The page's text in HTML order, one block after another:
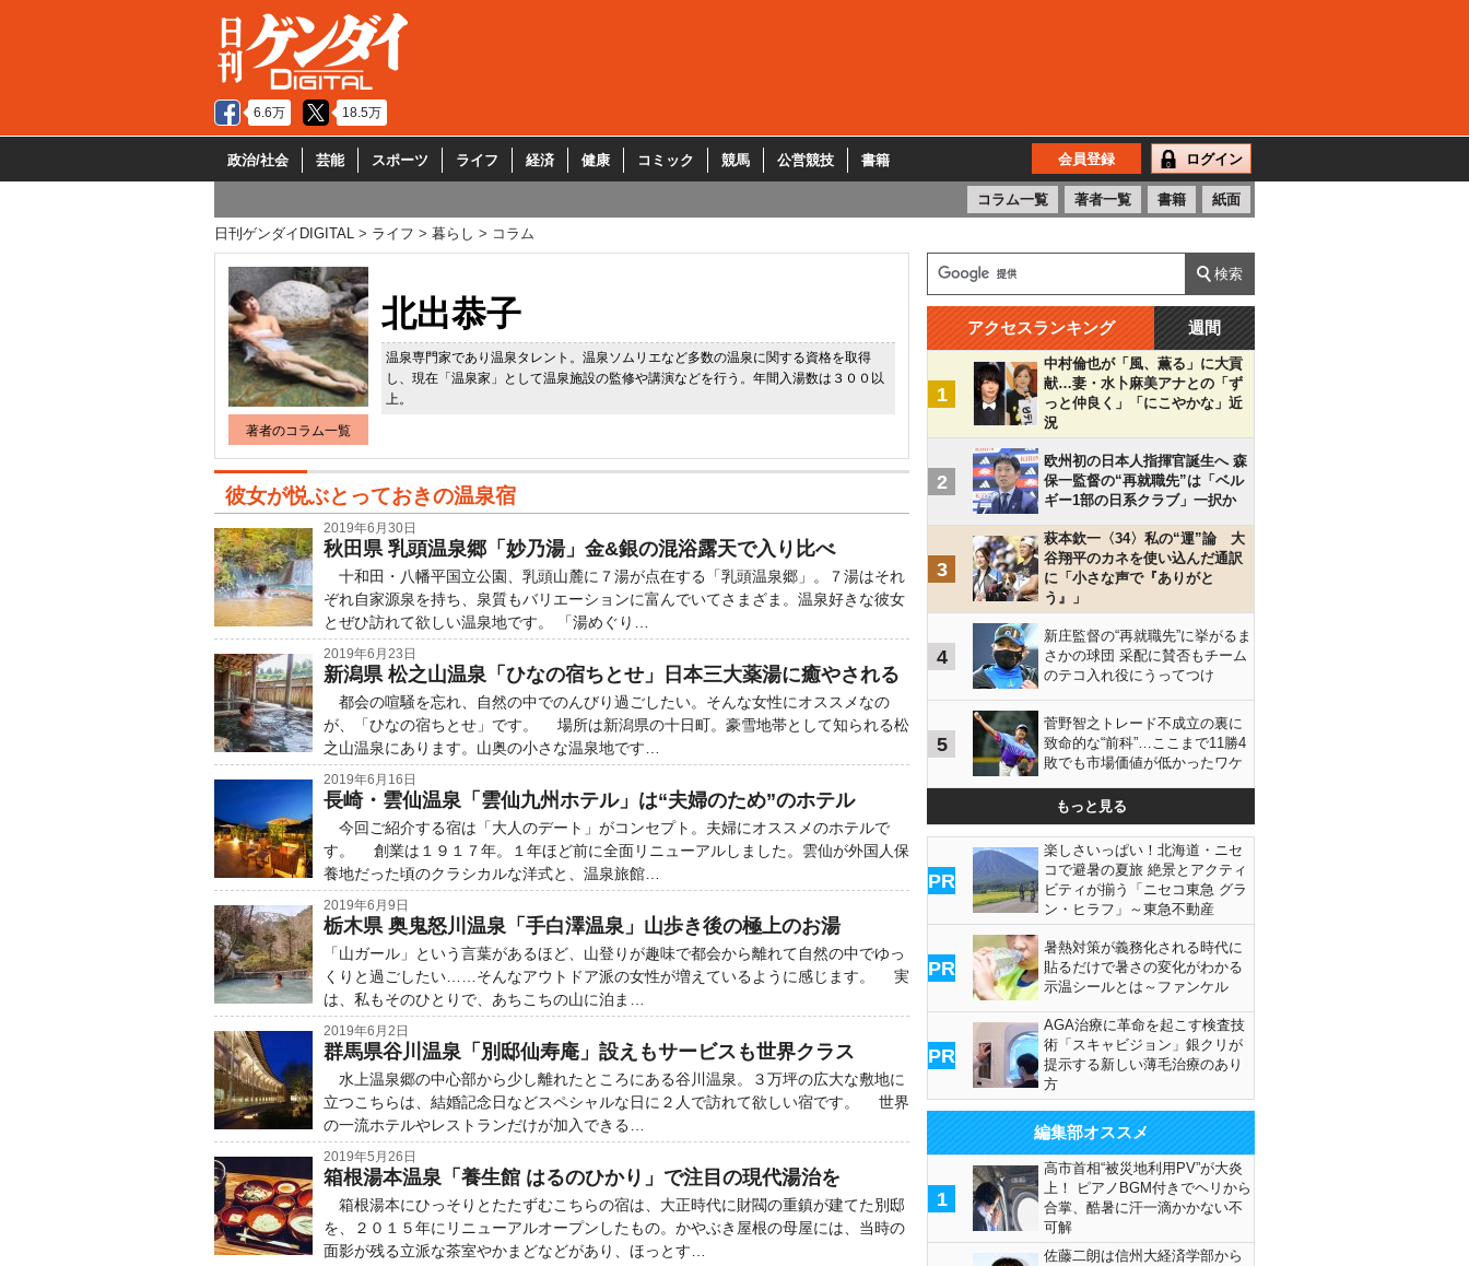
6.6万 18.5万
政治/社会 芸能 スポーツ ライフ 経済 健康 コミック 競馬 公営競技 書籍 会員登録 ログイン
コラム一覧 著者一覧 書籍 紙面
日刊ゲンダイDIGITAL ライフ 暮らし コラム
著者のコラム一覧
北出恭子
温泉専門家であり温泉タレント。温泉ソムリエなど多数の温泉に関する資格を取得
し、現在「温泉家」として温泉施設の監修や講演などを行う。年間入湯数は３００以
上。
彼女が悦ぶとっておきの温泉宿
2019年6月30日
秋田県 乳頭温泉郷「妙乃湯」金&銀の混浴露天で入り比べ
十和田・八幡平国立公園、乳頭山麓に７湯が点在する「乳頭温泉郷」。７湯はそれ
ぞれ自家源泉を持ち、泉質もバリエーションに富んでいてさまざま。温泉好きな彼女
とぜひ訪れて欲しい温泉地です。 「湯めぐり…
2019年6月23日
新潟県 松之山温泉「ひなの宿ちとせ」日本三大薬湯に癒やされる
都会の喧騒を忘れ、自然の中でのんびり過ごしたい。そんな女性にオススメなの
が、「ひなの宿ちとせ」です。 場所は新潟県の十日町。豪雪地帯として知られる松
之山温泉にあります。山奥の小さな温泉地です…
2019年6月16日
長崎・雲仙温泉「雲仙九州ホテル」は“夫婦のため”のホテル
今回ご紹介する宿は「大人のデート」がコンセプト。夫婦にオススメのホテルで
す。 創業は１９１７年。１年ほど前に全面リニューアルしました。雲仙が外国人保
養地だった頃のクラシカルな洋式と、温泉旅館…
2019年6月9日
栃木県 奥鬼怒川温泉「手白澤温泉」山歩き後の極上のお湯
「山ガール」という言葉があるほど、山登りが趣味で都会から離れて自然の中でゆっ
くりと過ごしたい……そんなアウトドア派の女性が増えているように感じます。 実
は、私もそのひとりで、あちこちの山に泊ま…
2019年6月2日
群馬県谷川温泉「別邸仙寿庵」設えもサービスも世界クラス
水上温泉郷の中心部から少し離れたところにある谷川温泉。３万坪の広大な敷地に
立つこちらは、結婚記念日などスペシャルな日に２人で訪れて欲しい宿です。 世界
の一流ホテルやレストランだけが加入できる…
2019年5月26日
箱根湯本温泉「養生館 はるのひかり」で注目の現代湯治を
箱根湯本にひっそりとたたずむこちらの宿は、大正時代に財閥の重鎮が建てた別邸
を、２０１５年にリニューアルオープンしたもの。かやぶき屋根の母屋には、当時の
面影が残る立派な茶室やかまどなどがあり、ほっとす…
アクセスランキング 週間
1
中村倫也が「風、薫る」に大貢
献…妻・水卜麻美アナとの「ず
っと仲良く」「にこやかな」近
況
2
欧州初の日本人指揮官誕生へ 森
保一監督の“再就職先”は「ベル
ギー1部の日系クラブ」一択か
3
萩本欽一〈34〉私の“運”論 大
谷翔平のカネを使い込んだ通訳
に「小さな声で『ありがと
う』」
4
新庄監督の“再就職先”に挙がるま
さかの球団 采配に賛否もチーム
のテコ入れ役にうってつけ
5
菅野智之トレード不成立の裏に
致命的な“前科”…ここまで11勝4
敗でも市場価値が低かったワケ
もっと見る
PR
楽しさいっぱい！北海道・ニセ
コで避暑の夏旅 絶景とアクティ
ビティが揃う「ニセコ東急 グラ
ン・ヒラフ」～東急不動産
PR
暑熱対策が義務化される時代に
貼るだけで暑さの変化がわかる
示温シールとは～ファンケル
PR
AGA治療に革命を起こす検査技
術「スキャビジョン」銀クリが
提示する新しい薄毛治療のあり
方
編集部オススメ
1
高市首相“被災地利用PV”が大炎
上！ ピアノBGM付きでヘリから
合掌、酷暑に汗一滴かかない不
可解
佐藤二朗は信州大経済学部から